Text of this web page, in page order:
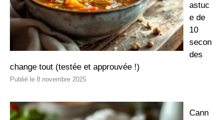
astuc
e de
10
secon
des
change tout (testée et approuvée !)
8 novembre 2025
Cann